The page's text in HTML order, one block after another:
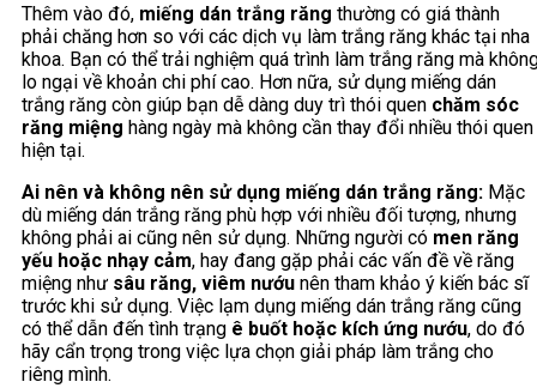
Thêm vào đó, miếng dán trắng răng thường có giá thành
phải chăng hơn so với các dịch vụ làm trắng răng khác tại nha
khoa. Bạn có thể trải nghiệm quá trình làm trắng răng mà
lo ngại về khoản chi phí cao. Hơn nữa, sử dụng miếng dán
trắng răng còn giúp bạn dễ dàng duy trì thói quen chăm sóc
răng miệng hàng ngày mà không cần thay đổi nhiều thói quen
hiện tại.
Ai nên và không nên sử dụng miếng dán trắng răng: Mặc
dù miếng dán trắng răng phù hợp với nhiều đối tượng, nhưng
không phải ai cũng nên sử dụng. Những người có men răng
yếu hoặc nhạy cảm, hay đang gặp phải các vấn đề về răng
miệng như sâu răng, viêm nướu nên tham khảo ý kiến bác sĩ
trước khi sử dụng. Việc lạm dụng miếng dán trắng răng cũng
có thể dẫn đến tình trạng ê buốt hoặc kích ứng nướu, do đó
hãy cẩn trọng trong việc lựa chọn giải pháp làm trắng cho
riêng mình.